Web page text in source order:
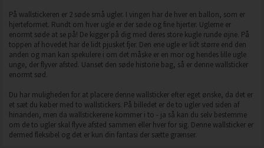
På wallstickeren er 2 søde små ugler. I vingen har de hver en ballon, som er
hjerteformet. Rundt om hver ugle er der søde og fine hjerter. Uglerne er
enormt søde at se på! De kigger på dig med deres store kugle runde øjne. På
toppen af hovedet har de lidt pjusket fjer. Den ene ugle er lidt større end den
anden og man kan spekulere i om det måske er en mor og hendes lille ugle
unge, der flyver afsted. Uanset den søde historie bag, så er denne wallsticker
enormt sød.
Du har muligheden for at placere denne wallsticker efter eget ønske, da det er
et sæt du køber med to wallstickers. På billedet er de to ugler ved siden af
hinanden, men da wallstickerene kommer i to - ja så kan du selv bestemme
om de to ugler skal flyve afsted sammen eller hver for sig. Denne wallsticker er
dermed fleksibel og det er kun din fantasi der sætte grænser.